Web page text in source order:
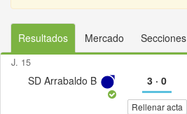
Resultados Mercado Secciones
J. 15
SD Arrabaldo B 3· 0
Rellenar acta